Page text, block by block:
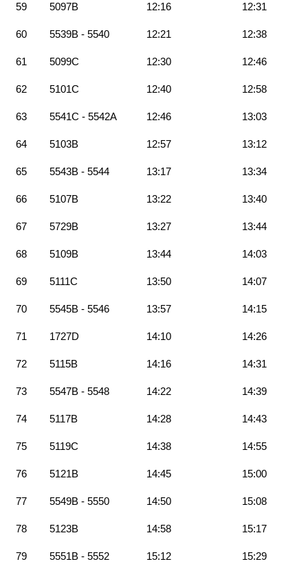
59 5097B 12:16 12:31
60 5539B - 5540 12:21 12:38
61 5099C 12:30 12:46
62 5101C 12:40 12:58
63 5541C - 5542A 12:46 13:03
64 5103B 12:57 13:12
65 5543B - 5544 13:17 13:34
66 5107B 13:22 13:40
67 5729B 13:27 13:44
68 5109B 13:44 14:03
69 5111C 13:50 14:07
70 5545B - 5546 13:57 14:15
71 1727D 14:10 14:26
72 5115B 14:16 14:31
73 5547B - 5548 14:22 14:39
74 5117B 14:28 14:43
75 5119C 14:38 14:55
76 5121B 14:45 15:00
77 5549B - 5550 14:50 15:08
78 5123B 14:58 15:17
79 5551B - 5552 15:12 15:29